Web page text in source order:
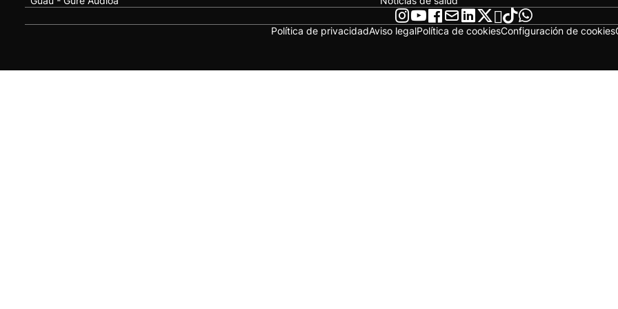
Política de privacidadAviso legalPolítica de cookiesConfiguración de cookies